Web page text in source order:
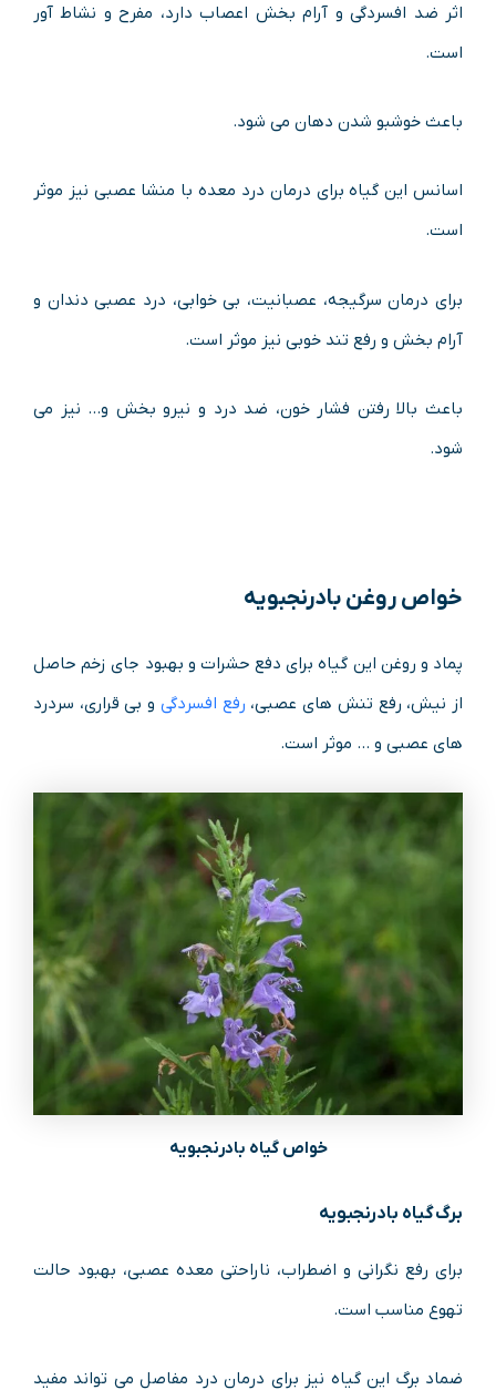
اثر ضد افسردگی و آرام بخش اعصاب دارد، مفرح و نشاط آور
است.
باعث خوشبو شدن دهان می شود.
اسانس این گیاه برای درمان درد معده با منشا عصبی نیز موثر
است.
برای درمان سرگیجه، عصبانیت، بی خوابی، درد عصبی دندان و
آرام بخش و رفع تند خوبی نیز موثر است.
باعث بالا رفتن فشار خون، ضد درد و نیرو بخش و.‌.. نیز می
شود.
خواص روغنبادرنجبویه
پماد و روغن این گیاه برای دفع حشرات و بهبود جای زخم حاصل
از نیش، رفع تنش های عصبی، رفع افسردگی و بی قراری، سردرد
های عصبی و .‌.. موثر است.
خواص گیاه بادرنجبویه
برگ گیاه بادرنجبویه
برای رفع نگرانی و اضطراب، ناراحتی معده عصبی، بهبود حالت
تهوع مناسب است.
ضماد برگ این گیاه نیز برای درمان درد مفاصل می تواند مفید